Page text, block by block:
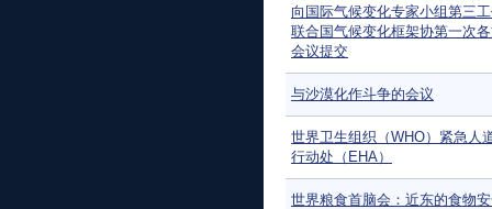
向国际气候变化专家小组第三
联合国气候变化框架协第一次
会议提交
与沙漠化作斗争的会议
世界卫生组织（WHO）紧急人
行动处（EHA）
世界粮食首脑会：近东的食物